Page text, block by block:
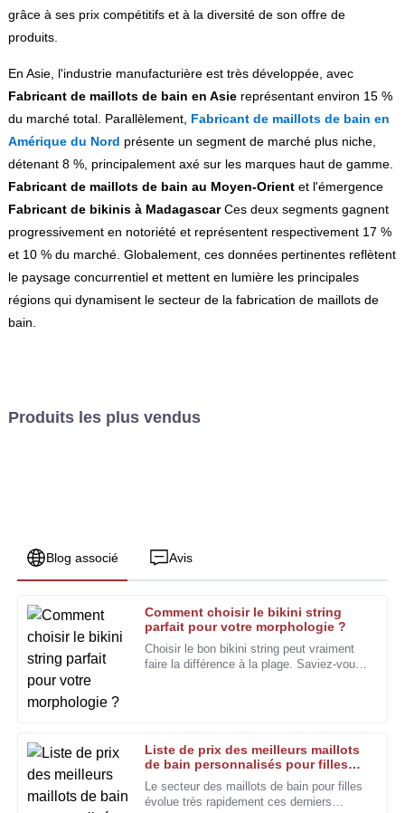
grâce à ses prix compétitifs et à la diversité de son offre de
produits.
En Asie, l'industrie manufacturière est très développée, avec
Fabricant de maillots de bain en Asiereprésentant environ 15 %
du marché total. Parallèlement, Fabricant de maillots de bain en
Amérique du Nord présente un segment de marché plus niche,
détenant 8 %, principalement axé sur les marques haut de gamme.
Fabricant de maillots de bain au Moyen-Orientet l'émergence
Fabricant de bikinis à MadagascarCes deux segments gagnent
progressivement en notoriété et représentent respectivement 17 %
et 10 % du marché. Globalement, ces données pertinentes reflètent
le paysage concurrentiel et mettent en lumière les principales
régions qui dynamisent le secteur de la fabrication de maillots de
bain.
Produits les plus vendus
Blog associé Avis
Comment choisir le bikini string
parfait pour votre morphologie ?
Choisir le bon bikini string peut vraiment
faire la différence à la plage. Saviez-vous
Liste de prix des meilleurs maillots
de bain personnalisés pour filles
(OEM) pour 2026 ?
Le secteur des maillots de bain pour filles
évolue très rapidement ces derniers
M
Matthew
Lee
Je suis pleinement satisfait de la qualité du produit et de
L
Laura
Rogers